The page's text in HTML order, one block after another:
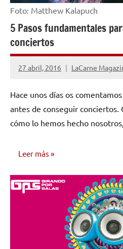
Foto: Matthew Kalapuch
5 Pasos fundamentales
conciertos
27 abril, 2016 LaCarne
1
Hace unos días os
antes de conseguir conciertos.
cómo lo hemos hecho
Leer más
MARKETING